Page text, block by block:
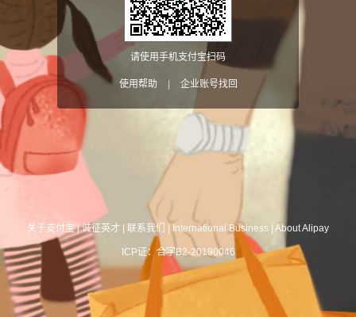
请使用手机支付宝扫码
使用帮助 企业账号找回
关于支付宝|诚征英才 联系我们 International Business About Alipay
ICP证：合字B2-20190046